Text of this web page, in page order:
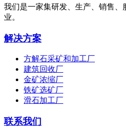
我们是一家集研发、生产、销售、
业。
解决方案
方解石采矿和加工厂
建筑回收厂
金矿浓缩厂
铁矿选矿厂
滑石加工厂
联系我们